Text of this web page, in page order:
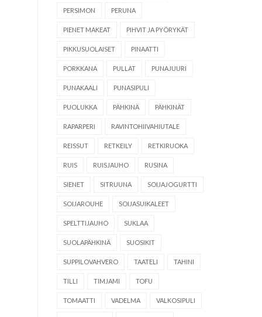
PERSIMON PERUNA
PIENET MAKEAT PIHVIT JA PYÖRYKÄT
PIKKUSUOLAISET PINAATTI
PORKKANA PULLAT PUNAJUURI
PUNAKAALI PUNASIPULI
PUOLUKKA PÄHKINÄ PÄHKINÄT
RAPARPERI RAVINTOHIIVAHIUTALE
REISSUT RETKEILY RETKIRUOKA
RUIS RUISJAUHO RUSINA
SIENET SITRUUNA SOIJAJOGURTTI
SOIJAROUHE SOIJASUIKALEET
SPELTTIJAUHO SUKLAA
SUOLAPÄHKINÄ SUOSIKIT
SUPPILOVAHVERO TAATELI TAHINI
TILLI TIMJAMI TOFU
TOMAATTI VADELMA VALKOSIPULI